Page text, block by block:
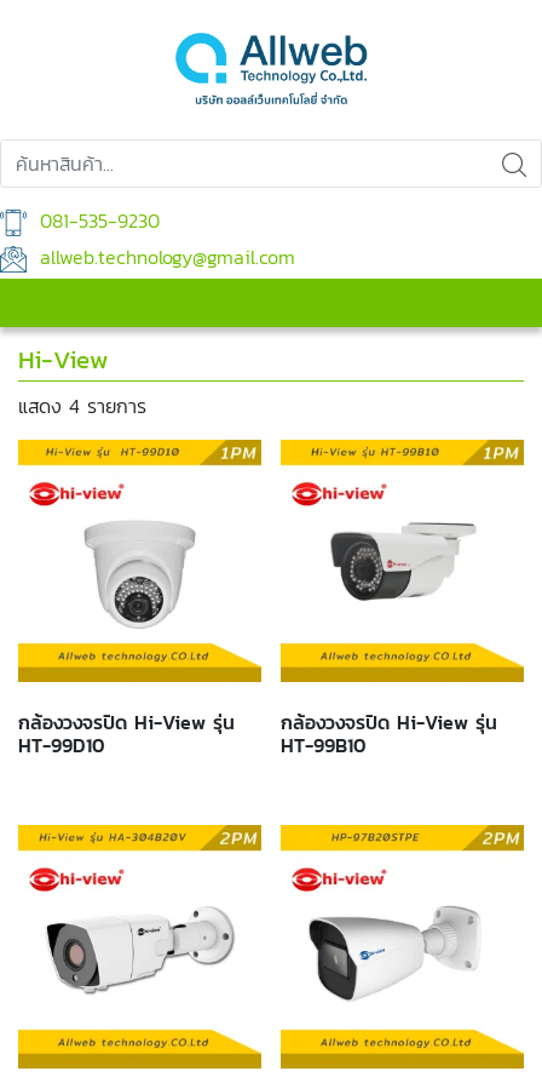
081-535-9230
allweb.technology@gmail.com
Hi-View
แสดง 4 รายการ
กล้องวงจรปิด Hi-View รุ่น
HT-99D10
กล้องวงจรปิด Hi-View รุ่น
HT-99B10